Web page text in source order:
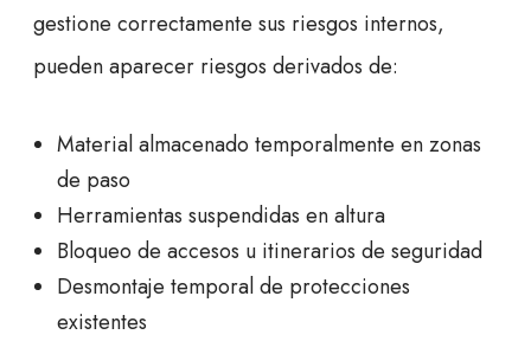
gestione correctamente sus riesgos internos,
pueden aparecer riesgos derivados de:
Material almacenado temporalmente en zonas
de paso
Herramientas suspendidas en altura
Bloqueo de accesos u itinerarios de seguridad
Desmontaje temporal de protecciones
existentes